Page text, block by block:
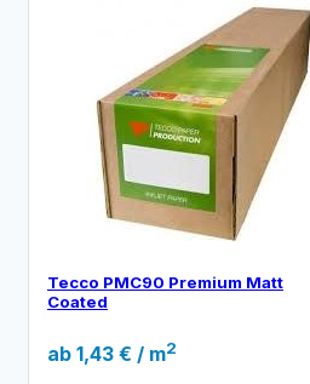
Tecco PMC90 Premium Matt
Coated
ab 1,43 € / m2